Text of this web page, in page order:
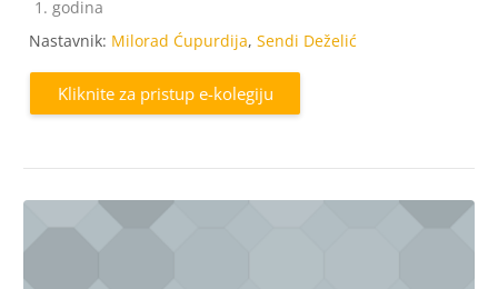
Kategorija e-kolegija
1. godina
Nastavnik: Milorad Ćupurdija, Sendi Deželić
Kliknite za pristup e-kolegiju